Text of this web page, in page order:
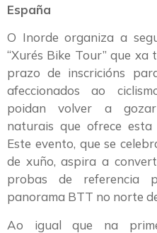
España
O Inorde organiza a
“Xurés Bike Tour” que xa
prazo de inscricións
afeccionados ao
poidan volver a
naturais que ofrece esta
Este evento, que se
de xuño, aspira a
probas de referencia
panorama BTT no norte
Ao igual que na